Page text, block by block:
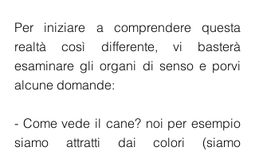
Per iniziare a comprendere questa
realtà così differente, vi basterà
esaminare gli organi di senso e porvi
alcune domande:
- Come vede il cane? noi per esempio
siamo attratti dai colori (siamo